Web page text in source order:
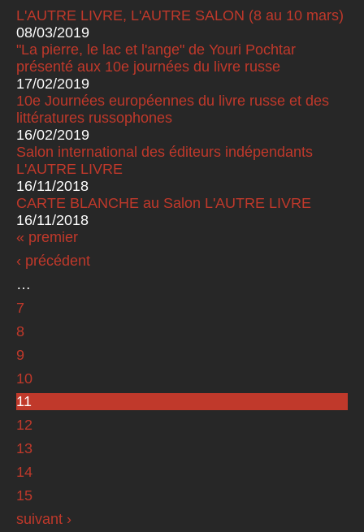
L'AUTRE LIVRE, L'AUTRE SALON (8 au 10 mars)
08/03/2019
"La pierre, le lac et l'ange" de Youri Pochtar
présenté aux 10e journées du livre russe
17/02/2019
10e Journées européennes du livre russe et des
littératures russophones
16/02/2019
Salon international des éditeurs indépendants
L'AUTRE LIVRE
16/11/2018
CARTE BLANCHE au Salon L'AUTRE LIVRE
16/11/2018
Pages
« premier
‹ précédent
…
7
8
9
10
11
12
13
14
15
suivant ›